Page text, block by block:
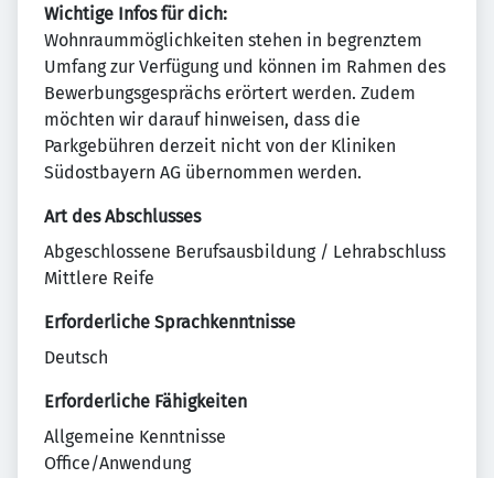
Wichtige Infos für dich:
Wohnraummöglichkeiten stehen in begrenztem
Umfang zur Verfügung und können im Rahmen des
Bewerbungsgesprächs erörtert werden. Zudem
möchten wir darauf hinweisen, dass die
Parkgebühren derzeit nicht von der Kliniken
Südostbayern AG übernommen werden.
Art des Abschlusses
Abgeschlossene Berufsausbildung / Lehrabschluss
Mittlere Reife
Erforderliche Sprachkenntnisse
Deutsch
Erforderliche Fähigkeiten
Allgemeine Kenntnisse
Office/Anwendung